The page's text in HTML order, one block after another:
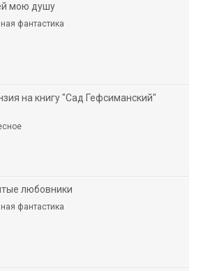
мою душу
фантастика
на книгу "Сад Гефсиманский"
любовники
фантастика